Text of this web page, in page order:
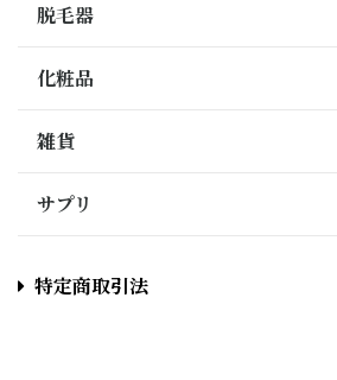
脱毛器
化粧品
雑貨
サプリ
特定商取引法